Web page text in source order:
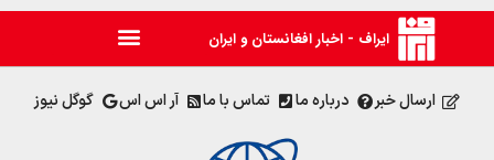
ایراف - اخبار افغانستان و ایران
ارسال خبر درباره ما تماس با ما آر اس اس گوگل نیوز